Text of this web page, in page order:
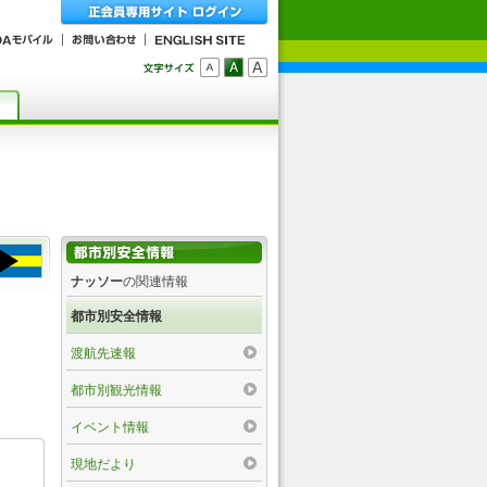
ナッソーの関連情報
都市別安全情報
渡航先速報
都市別観光情報
イベント情報
現地だより